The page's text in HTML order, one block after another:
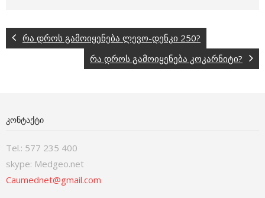
რა დროს გამოიყენება ლევო-დენკი 250?
რა დროს გამოიყენება კოკარნიტი?
ᲙᲝᲜᲢᲐᲥᲢᲘ
Tel.: 577 235 400
skype: Medgeo.net
Caumednet@gmail.com